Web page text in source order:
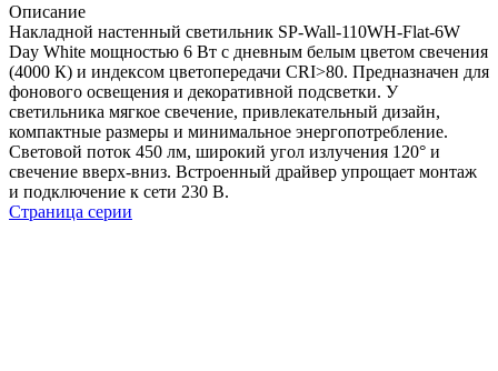
Описание
Накладной настенный светильник SP-Wall-110WH-Flat-6W
Day White мощностью 6 Вт с дневным белым цветом свечения
(4000 К) и индексом цветопередачи CRI>80. Предназначен для
фонового освещения и декоративной подсветки. У
светильника мягкое свечение, привлекательный дизайн,
компактные размеры и минимальное энергопотребление.
Световой поток 450 лм, широкий угол излучения 120° и
свечение вверх-вниз. Встроенный драйвер упрощает монтаж
и подключение к сети 230 В.
Страница серии